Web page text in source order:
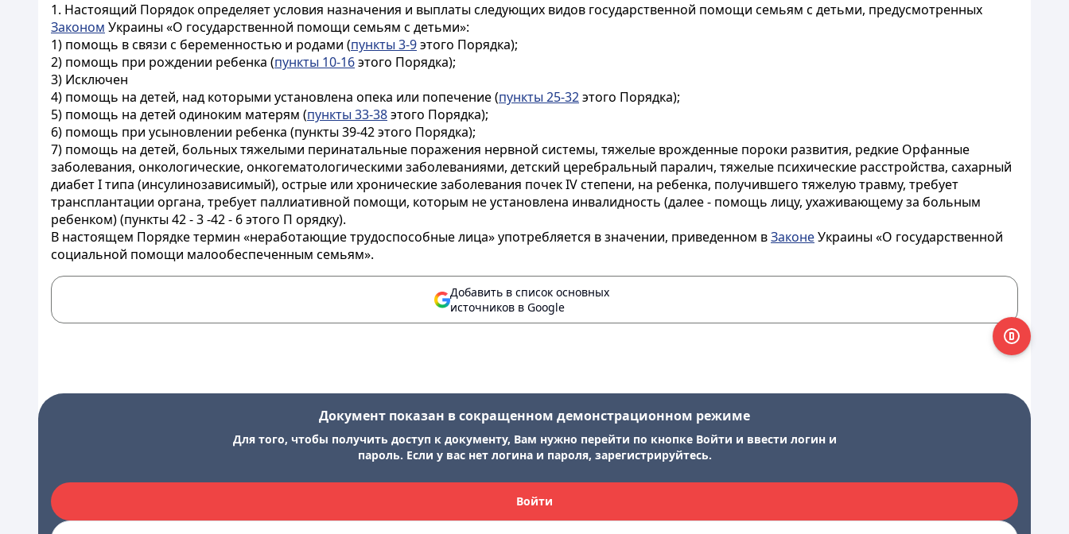
1. Настоящий Порядок определяет условия назначения и выплаты следующих видов государственной помощи семьям с детьми, предусмотренных
Законом Украины «О государственной помощи семьям с детьми»:
1) помощь в связи с беременностью и родами (пункты 3-9этого Порядка);
2) помощь при рождении ребенка (пункты 10-16этого Порядка);
3) Исключен
4) помощь на детей, над которыми установлена опека или попечение (пункты 25-32этого Порядка);
5) помощь на детей одиноким матерям (пункты 33-38этого Порядка);
6) помощь при усыновлении ребенка (пункты 39-42 этого Порядка);
7) помощь на детей, больных тяжелыми перинатальные поражения нервной системы, тяжелые врожденные пороки развития, редкие Орфанные
заболевания, онкологические, онкогематологическими заболеваниями, детский церебральный паралич, тяжелые психические расстройства, сахарный
диабет I типа (инсулинозависимый), острые или хронические заболевания почек IV степени, на ребенка, получившего тяжелую травму, требует
трансплантации органа, требует паллиативной помощи, которым не установлена инвалидность (далее - помощь лицу, ухаживающему за больным
ребенком) (пункты 42 - 3 -42 - 6 этого П орядку).
В настоящем Порядке термин «неработающие трудоспособные лица» употребляется в значении, приведенном вЗаконеУкраины «О государственной
социальной помощи малообеспеченным семьям».
Добавить в список основных
источников в Google
Документ показан в сокращенном демонстрационном режиме
Для того, чтобы получить доступ к документу, Вам нужно перейти по кнопке Войти и ввести логин и
пароль. Если у вас нет логина и пароля, зарегистрируйтесь.
Войти